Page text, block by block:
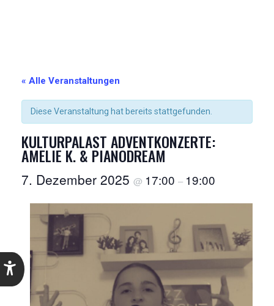
« Alle Veranstaltungen
Diese Veranstaltung hat bereits stattgefunden.
KULTURPALAST ADVENTKONZERTE:
AMELIE K. & PIANODREAM
7. Dezember 2025 @ 17:00 – 19:00